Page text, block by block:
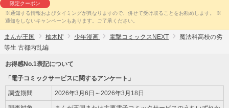
限定クーポン
※通知する情報およびタイミングが異なりますので、併せて受け取ることをお勧めします。 ※
通知をしないキャンペーンもあります。ご了承ください。
まんが王国 柚木N' 少年漫画 電撃コミックスNEXT
魔法科高校の劣
等生 古都内乱編
お得感No.1表記について
「電子コミックサービスに関するアンケート」
調査期間 2026年3月6日～2026年3月18日